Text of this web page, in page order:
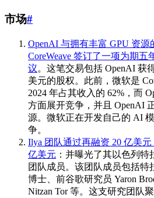
市场#
OpenAI 与拥有丰富 GPU 资源
CoreWeave 签订了一项为期五
议。这笔交易包括 OpenAI 获
美元的股权。此前，微软是
2024 年占其收入的 62%，而
方面展开竞争，并且 OpenAI
源。微软正在开发自己的 AI
争。
Ilya 团队通过再融资 20 亿美
亿美元 ：并曝光了其以色列
团队成员。该团队成员包括特
博士、前谷歌研究员 Yaron
Nitzan Tor 等。这支研究团队